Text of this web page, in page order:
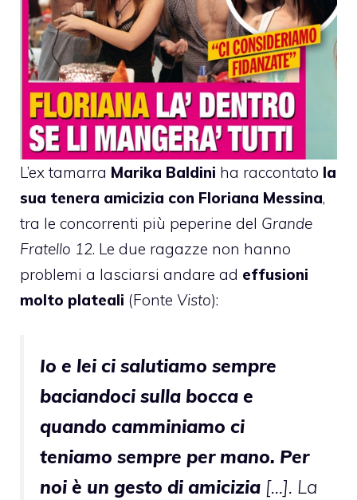
L’ex tamarra Marika Baldini ha raccontato la
sua tenera amicizia con Floriana Messina,
tra le concorrenti più peperine del Grande
Fratello 12. Le due ragazze non hanno
problemi a lasciarsi andare ad effusioni
molto plateali (Fonte Visto):
Io e lei ci salutiamo sempre
baciandoci sulla bocca e
quando camminiamo ci
teniamo sempre per mano. Per
noi è un gesto di amicizia […]. La